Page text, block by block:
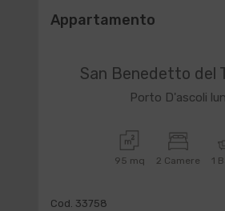
Appartamento
San Benedetto del
Porto D'ascoli
95 mq 2 Camere 1
Cod. 33758